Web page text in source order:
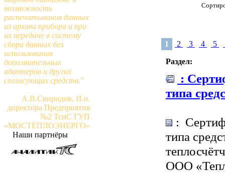
возможность
распечатывания данных
из архива прибора и при
их передаче в систему
сбора данных без
использования
дополнительных
адаптеров и других
согласующих средств."
А.В.Свиридов, И.о.
директора Предприятия
№2 ТсиС ГУП
«МОСТЕПЛОЭНЕРГО»
Наши партнёры
1 2 3 4 5
Раздел:
:
типа
:
типа
ООО